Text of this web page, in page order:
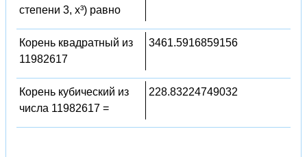
степени 3, x³) равно
Корень квадратный из
11982617
3461.5916859156
Корень кубический из
числа 11982617 =
228.83224749032